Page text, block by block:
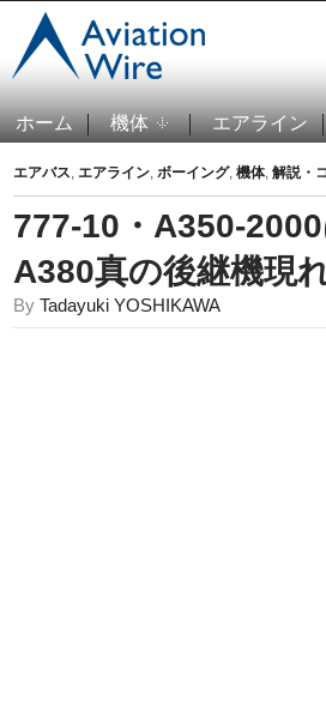
ホーム 機体 エアライン
エアバス, エアライン, ボーイング, 機体, 解説・
777-10・A350-
A380真の後継機現
By Tadayuki YOSHIKAWA